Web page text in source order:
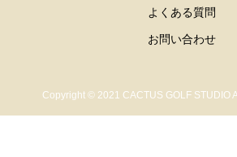
よくある質問
お問い合わせ
Copyright © 2021 CACTUS GOLF STUDIO